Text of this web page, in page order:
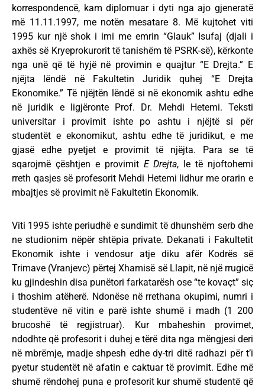
korrespondencë, kam diplomuar i dyti nga ajo gjeneratë
më 11.11.1997, me notën mesatare 8. Më kujtohet viti
1995 kur një shok i imi me emrin “Glauk” Isufaj (djali i
axhës së Kryeprokurorit të tanishëm të PSRK-së), kërkonte
nga unë që të hyjë në provimin e quajtur “E Drejta.” E
njëjta lëndë në Fakultetin Juridik quhej “E Drejta
Ekonomike.” Të njëjtën lëndë si në ekonomik ashtu edhe
në juridik e ligjëronte Prof. Dr. Mehdi Hetemi. Teksti
universitar i provimit ishte po ashtu i njëjtë si për
studentët e ekonomikut, ashtu edhe të juridikut, e me
gjasë edhe pyetjet e provimit të njëjta. Para se të
sqarojmë çështjen e provimit E Drejta, le të njoftohemi
rreth qasjes së profesorit Mehdi Hetemi lidhur me orarin e
mbajtjes së provimit në Fakultetin Ekonomik.
Viti 1995 ishte periudhë e sundimit të dhunshëm serb dhe
ne studionim nëpër shtëpia private. Dekanati i Fakultetit
Ekonomik ishte i vendosur atje diku afër Kodrës së
Trimave (Vranjevc) përtej Xhamisë së Llapit, në një rrugicë
ku gjindeshin disa punëtori farkatarësh ose “te kovaçt” siç
i thoshim atëherë. Ndonëse në rrethana okupimi, numri i
studentëve në vitin e parë ishte shumë i madh (1 200
brucoshë të regjistruar). Kur mbaheshin provimet,
ndodhte që profesorit i duhej e tërë dita nga mëngjesi deri
në mbrëmje, madje shpesh edhe dy-tri ditë radhazi për t’i
pyetur studentët në afatin e caktuar të provimit. Edhe më
shumë rëndohej puna e profesorit kur shumë studentë që